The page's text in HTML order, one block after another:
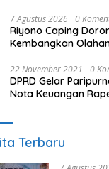
7 Agustus 2026 0
Riyono Caping
Kembangkan
22 November 2021 0
DPRD Gelar
Nota Keuangan
Terbaru